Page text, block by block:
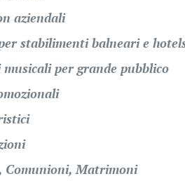
aziendali
stabilimenti balneari e
musicali per grande pubblico
Comunioni, Matrimoni